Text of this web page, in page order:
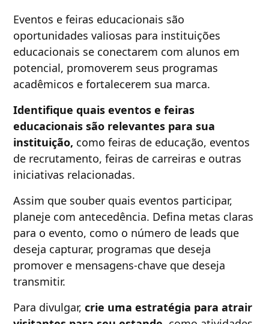
Eventos e feiras educacionais são
oportunidades valiosas para instituições
educacionais se conectarem com alunos em
potencial, promoverem seus programas
acadêmicos e fortalecerem sua marca.
Identifique quais eventos e feiras
educacionais são relevantes para sua
instituição, como feiras de educação, eventos
de recrutamento, feiras de carreiras e outras
iniciativas relacionadas.
Assim que souber quais eventos participar,
planeje com antecedência. Defina metas claras
para o evento, como o número de leads que
deseja capturar, programas que deseja
promover e mensagens-chave que deseja
transmitir.
Para divulgar, crie uma estratégia para atrair